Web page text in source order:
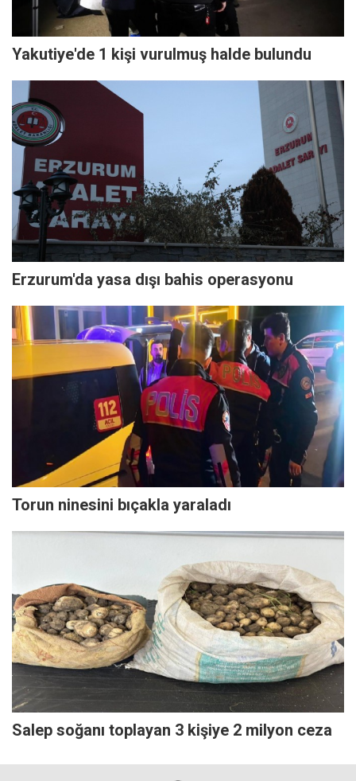
Yakutiye'de 1 kişi vurulmuş halde bulundu
Erzurum'da yasa dışı bahis operasyonu
Torun ninesini bıçakla yaraladı
Salep soğanı toplayan 3 kişiye 2 milyon ceza